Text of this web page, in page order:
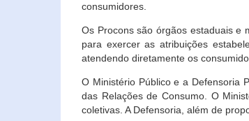
consumidores.
Os Procons são órgãos estaduais e
para exercer as atribuições
atendendo diretamente os
O Ministério Público e a Defensoria
das Relações de Consumo. O
coletivas. A Defensoria, além de